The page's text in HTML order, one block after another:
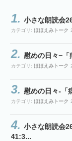
小さな朗読会
カテゴリ: ほほえみトーク
慰めの日々−
カテゴリ: ほほえみトーク
慰めの日々-「
カテゴリ: ほほえみトーク
小さな朗読会
41:3...